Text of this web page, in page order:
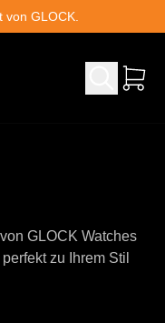
GLOCK.
GLOCK Watches
zu Ihrem Stil